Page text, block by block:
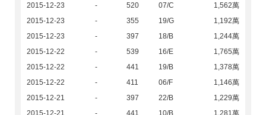
2015-12-23
- 520 07/C
1,562萬
2015-12-23
- 355 19/G
1,192萬
2015-12-23
- 397 18/B
1,244萬
2015-12-22
- 539 16/E
1,765萬
2015-12-22
- 441 19/B
1,378萬
2015-12-22
- 411 06/F
1,146萬
2015-12-21
- 397 22/B
1,229萬